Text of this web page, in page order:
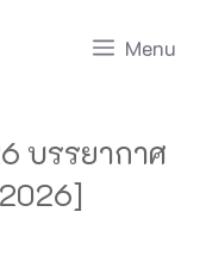
Menu
บรรยากาศ